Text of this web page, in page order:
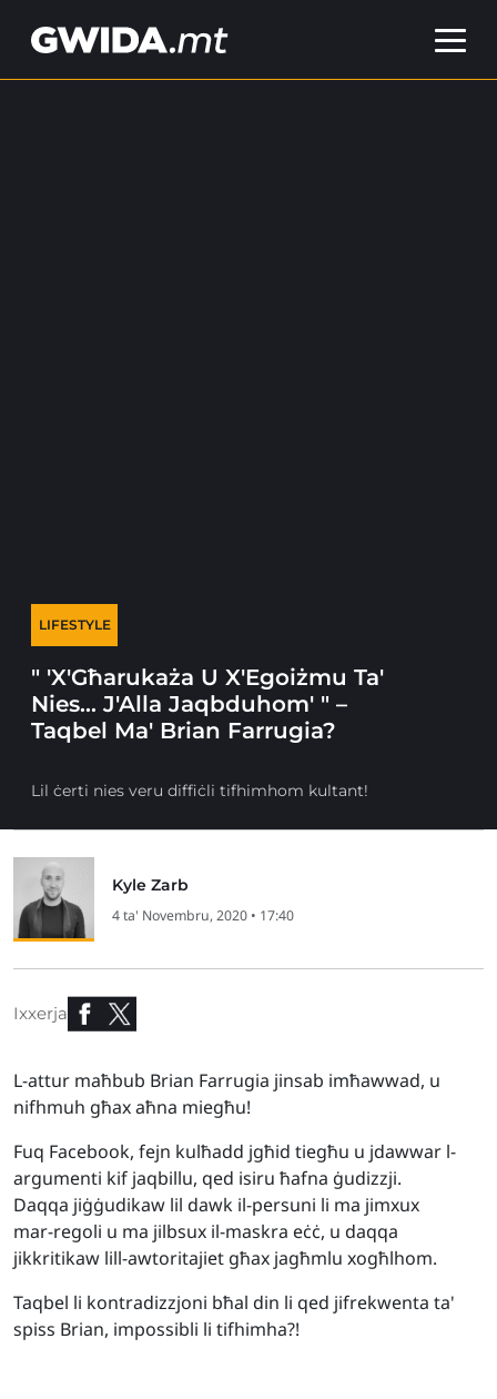
LIFESTYLE
" 'X'Għarukaża U X'Egoiżmu Ta'
Nies… J'Alla Jaqbduhom' " –
Taqbel Ma' Brian Farrugia?
Lil ċerti nies veru diffiċli tifhimhom kultant!
Kyle Zarb
4 ta' Novembru, 2020 • 17:40
Ixxerja
L-attur maħbub Brian Farrugia jinsab imħawwad, u
nifhmuh għax aħna miegħu!
Fuq Facebook, fejn kulħadd jgħid tiegħu u jdawwar l-
argumenti kif jaqbillu, qed isiru ħafna ġudizzji.
Daqqa jiġġudikaw lil dawk il-persuni li ma jimxux
mar-regoli u ma jilbsux il-maskra eċċ, u daqqa
jikkritikaw lill-awtoritajiet għax jagħmlu xogħlhom.
Taqbel li kontradizzjoni bħal din li qed jifrekwenta ta'
spiss Brian, impossibli li tifhimha?!